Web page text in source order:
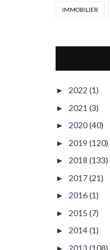
IMMOBILIER
► 2022 (1)
► 2021 (3)
► 2020(40)
► 2019 (120)
► 2018 (133)
► 2017(21)
► 2016(1)
► 2015 (7)
► 2014(1)
► 2013 (108)